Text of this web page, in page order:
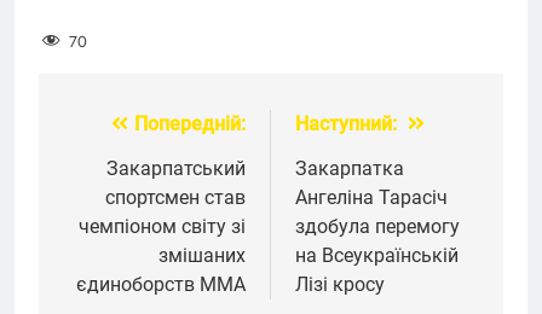
70
Навігація
записів
Попередній:
Закарпатський
спортсмен став
чемпіоном світу зі
змішаних
єдиноборств ММА
Наступний:
Закарпатка
Ангеліна Тарасіч
здобула перемогу
на Всеукраїнській
Лізі кросу